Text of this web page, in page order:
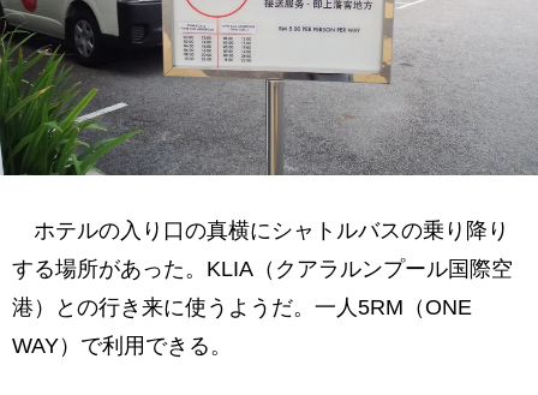
ホテルの入り口の真横にシャトルバスの乗り降り
する場所があった。KLIA（クアラルンプール国際空
港）との行き来に使うようだ。一人5RM（ONE
WAY）で利用できる。